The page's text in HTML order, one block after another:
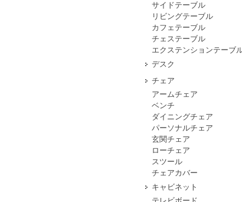
サイドテーブル
リビングテーブル
カフェテーブル
チェステーブル
エクステンションテーブ
デスク
チェア
アームチェア
ベンチ
ダイニングチェア
パーソナルチェア
玄関チェア
ローチェア
スツール
チェアカバー
キャビネット